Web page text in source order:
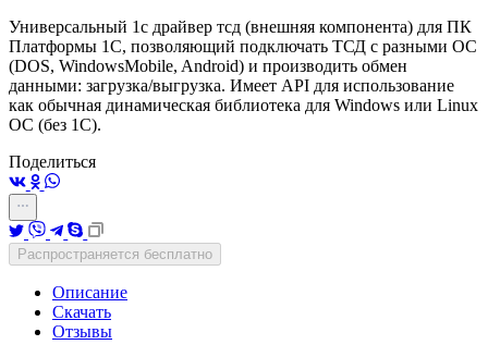
Универсальный 1с драйвер тсд (внешняя компонента) для ПК
Платформы 1С, позволяющий подключать ТСД с разными ОС
(DOS, WindowsMobile, Android) и производить обмен
данными: загрузка/выгрузка. Имеет API для использование
как обычная динамическая библиотека для Windows или Linux
ОС (без 1С).
Поделиться
Распространяется бесплатно
Описание
Скачать
Отзывы